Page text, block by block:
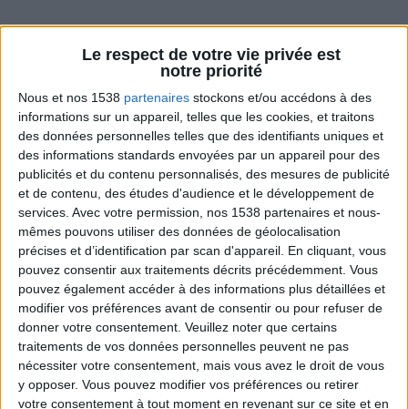
Le respect de votre vie privée est
notre priorité
Nous et nos 1538 partenaires stockons et/ou accédons à des
informations sur un appareil, telles que les cookies, et traitons
des données personnelles telles que des identifiants uniques et
des informations standards envoyées par un appareil pour des
publicités et du contenu personnalisés, des mesures de publicité
et de contenu, des études d'audience et le développement de
services. Avec votre permission, nos 1538 partenaires et nous-
mêmes pouvons utiliser des données de géolocalisation
précises et d’identification par scan d'appareil. En cliquant, vous
pouvez consentir aux traitements décrits précédemment. Vous
pouvez également accéder à des informations plus détaillées et
modifier vos préférences avant de consentir ou pour refuser de
donner votre consentement. Veuillez noter que certains
traitements de vos données personnelles peuvent ne pas
nécessiter votre consentement, mais vous avez le droit de vous
y opposer. Vous pouvez modifier vos préférences ou retirer
votre consentement à tout moment en revenant sur ce site et en
Combien de kilos souhaitez-vous perdre ?
Moins de
5 kilos
De 5 à 10
kilos
Plus de
10 kilos
Service-client & Motivation Voir tout
Les équipes du Service-client et de la
Communauté Savoir Maigrir vous aident
chaque semaine à vous rapprocher
sereinement de votre objectif minceur.
Votre bilan minceur(env. 2